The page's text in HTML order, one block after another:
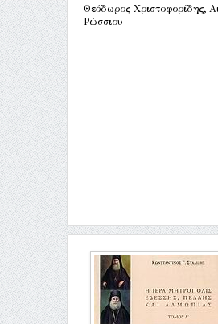
Θεόδωρος Χριστοφορίδης,
Ρώσσιου